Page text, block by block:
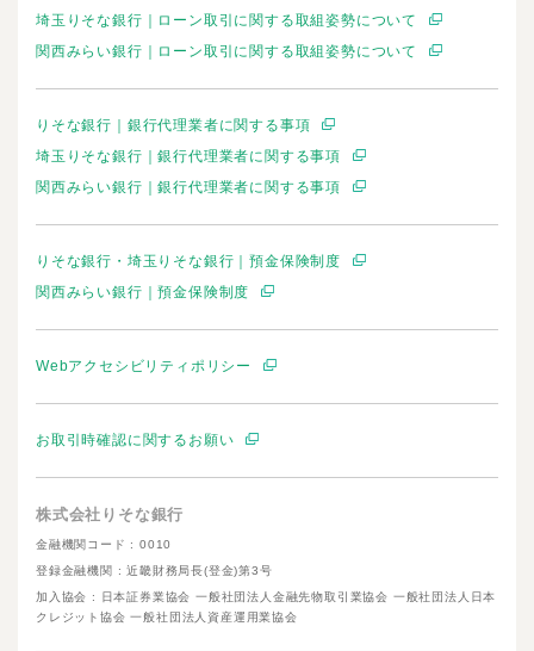
埼玉りそな銀行｜ローン取引に関する取組姿勢について
関西みらい銀行｜ローン取引に関する取組姿勢について
りそな銀行｜銀行代理業者に関する事項
埼玉りそな銀行｜銀行代理業者に関する事項
関西みらい銀行｜銀行代理業者に関する事項
りそな銀行・埼玉りそな銀行｜預金保険制度
関西みらい銀行｜預金保険制度
Webアクセシビリティポリシー
お取引時確認に関するお願い
株式会社りそな銀行
金融機関コード : 0010
登録金融機関 : 近畿財務局長(登金)第3号
加入協会 : 日本証券業協会 一般社団法人金融先物取引業協会 一般社団法人日本
クレジット協会 一般社団法人資産運用業協会